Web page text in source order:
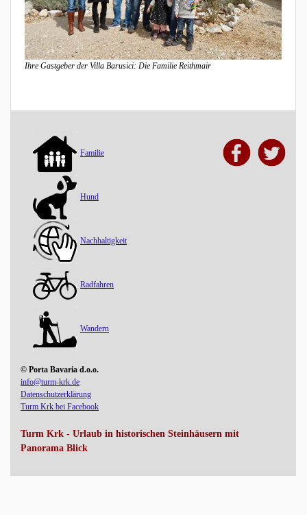
Ihre Gastgeber der Villa Barusici: Die Familie Reithmair
Familie
Hund
Nachhaltigkeit
Radfahren
Wandern
© Porta Bavaria d.o.o.
info@turm-krk.de
Datenschutzerklärung
Turm Krk bei Facebook
Turm Krk - Urlaub in historischen Steinhäusern mit
Panorama Blick